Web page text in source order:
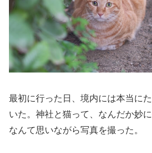
最初に行った日、境内には本当に
いた。神社と猫って、なんだか妙に
なんて思いながら写真を撮った。